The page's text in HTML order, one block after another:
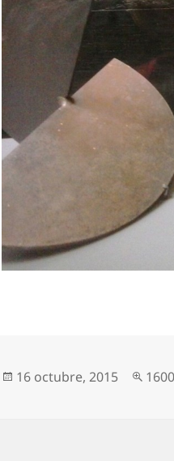
Publicado
16 octubre, 2015